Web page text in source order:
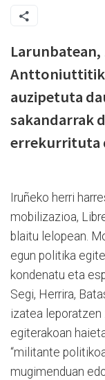
Larunbatean,
Anttoniuttitik
auzipetuta
sakandarrak
errekurrituta
Iruñeko herri
mobilizazioa,
blaitu lelopean.
egun politika
kondenatu eta
Segi, Herrira,
izatea leporatzen
egiterakoan
“militante
mugimenduan